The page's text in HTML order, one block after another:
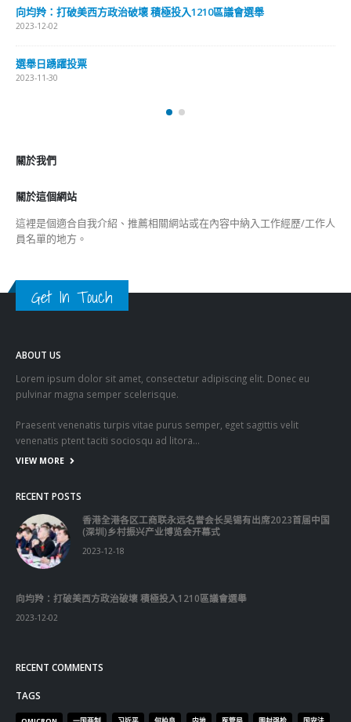
向均羚：打破美西方政治破壞 積極投入1210區議會選舉
2023-12-02
選舉日踴躍投票
2023-11-30
關於我們
關於這個網站
這裡是個適合自我介紹、推薦相關網站或在內容中納入工作經歷/工作人
員名單的地方。
Get In Touch
ABOUT US
Lorem ipsum dolor sit amet, consectetur adipiscing elit. Donec eu
pulvinar magna semper scelerisque.
Praesent venenatis turpis vitae purus semper, eget sagittis velit
venenatis ptent taciti sociosqu ad litora…
VIEW MORE
RECENT POSTS
香港全港各区工商联永远名誉会长吴锡有出席2023首届中国
(深圳)乡村振兴产业博览会开幕式
2023-12-18
向均羚：打破美西方政治破壞 積極投入1210區議會選舉
2023-12-02
RECENT COMMENTS
TAGS